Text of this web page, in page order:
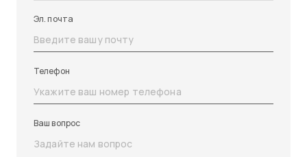
Эл. почта
Телефон
Ваш вопрос